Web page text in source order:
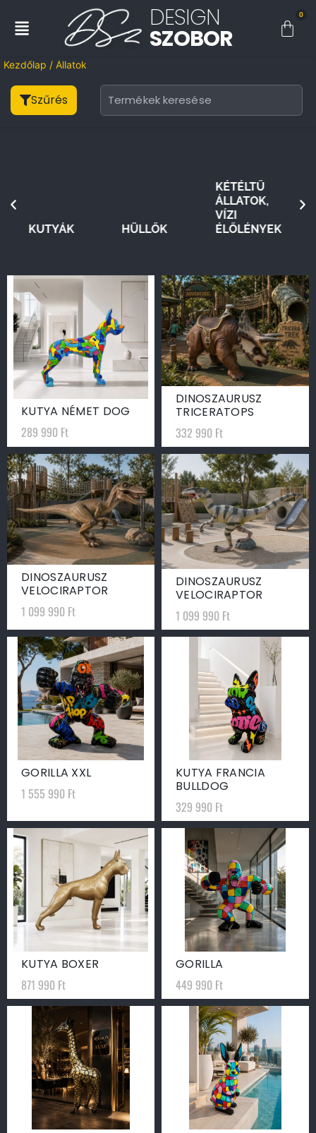
DESIGN
SZOBOR
0
Kezdőlap / Állatok
Szűrés
HÜLLŐK
ÉLŐLÉNYEK
MADARAK
KUTYA NÉMET DOG
289 990 Ft
DINOSZAURUSZ
TRICERATOPS
332 990 Ft
DINOSZAURUSZ
VELOCIRAPTOR
1 099 990 Ft
DINOSZAURUSZ
VELOCIRAPTOR
1 099 990 Ft
GORILLA XXL
1 555 990 Ft
KUTYA FRANCIA
BULLDOG
329 990 Ft
KUTYA BOXER
871 990 Ft
GORILLA
449 990 Ft